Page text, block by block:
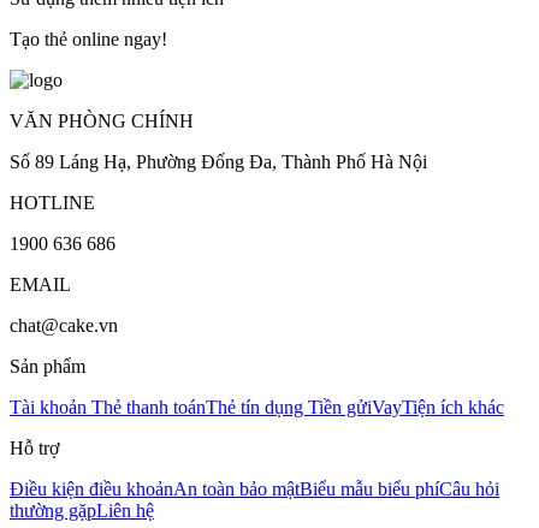
Tạo thẻ online ngay!
VĂN PHÒNG CHÍNH
Số 89 Láng Hạ, Phường Đống Đa, Thành Phố Hà Nội
HOTLINE
1900 636 686
EMAIL
chat@cake.vn
Sản phẩm
Tài khoản Thẻ thanh toánThẻ tín dụng Tiền gửiVayTiện ích khác
Hỗ trợ
Điều kiện điều khoảnAn toàn bảo mậtBiểu mẫu biểu phíCâu hỏi
thường gặpLiên hệ